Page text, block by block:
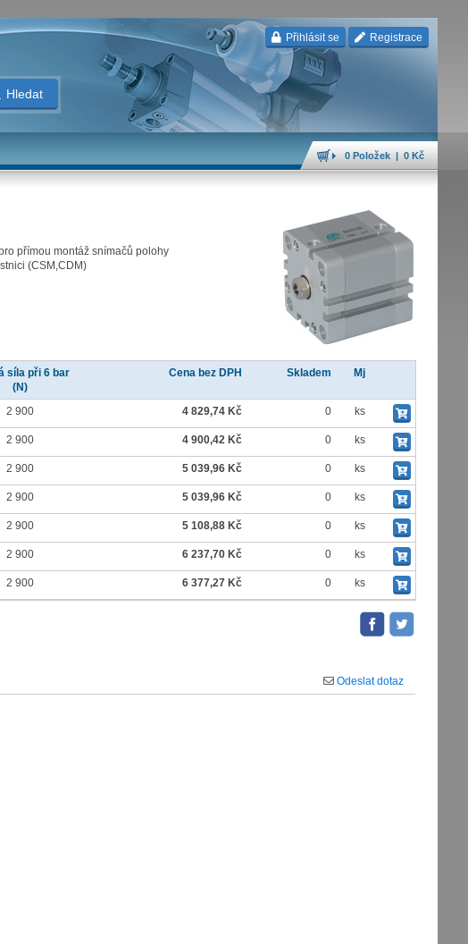
Přihlásit se Registrace
Hledat
0 Položek | 0 Kč
přímou montáž snímačů polohy
(CSM,CDM)
síla při 6 bar
(N)
Cena bez DPH Skladem Mj
2 900 4 829,74 Kč 0 ks
2 900 4 900,42 Kč 0 ks
2 900 5 039,96 Kč 0 ks
2 900 5 039,96 Kč 0 ks
2 900 5 108,88 Kč 0 ks
2 900 6 237,70 Kč 0 ks
2 900 6 377,27 Kč 0 ks
Odeslat dotaz